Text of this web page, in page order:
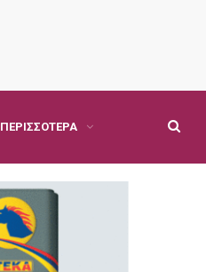
ΠΕΡΙΣΣΌΤΕΡΑ